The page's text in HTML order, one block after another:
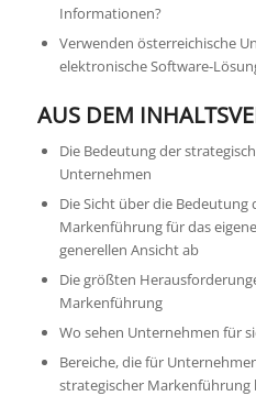
Informationen?
Verwenden österreichische
elektronische Software-
AUS DEM
Die Bedeutung der
Unternehmen
Die Sicht über die Bedeutung
Markenführung für das
generellen Ansicht ab
Die größten
Markenführung
Wo sehen Unternehmen für
Bereiche, die für
strategischer Markenführung